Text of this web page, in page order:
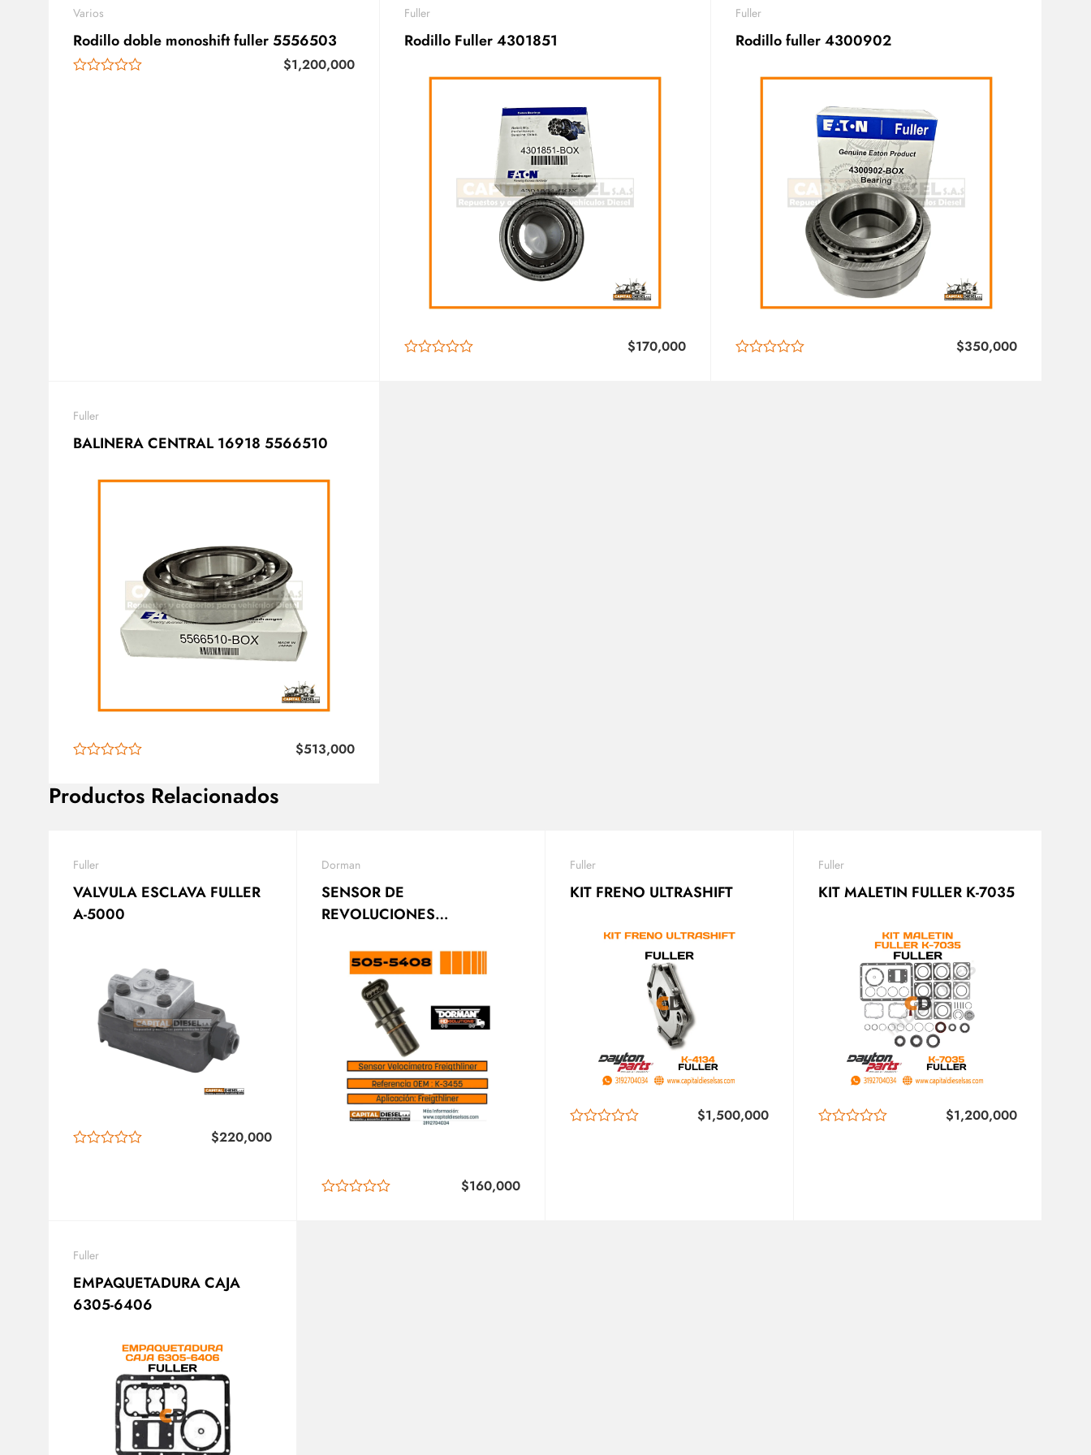
Varios
Rodillo doble monoshift fuller 5556503
$1,200,000
Fuller
Rodillo Fuller 4301851
$170,000
Fuller
Rodillo fuller 4300902
$350,000
Fuller
BALINERA CENTRAL 16918 5566510
$513,000
Productos Relacionados
Fuller
VALVULA ESCLAVA FULLER
A-5000
$220,000
Dorman
SENSOR DE
REVOLUCIONES
K3455 DORMAN
$160,000
Fuller
KIT FRENO ULTRASHIFT
$1,500,000
Fuller
KIT MALETIN FULLER K-7035
$1,200,000
Fuller
EMPAQUETADURA CAJA
6305-6406